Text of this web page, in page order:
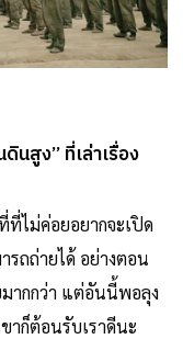
นสูง” ที่เล่าเรื่อง
ไม่ค่อยอยากจะเปิด
รถถ่ายได้ อย่างตอน
ากกว่า แต่อันนี้พอลุง
าก็ต้อนรับเราดีนะ